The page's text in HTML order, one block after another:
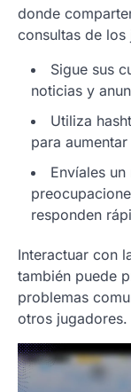
donde
consultas de los
Sigue sus
noticias y
Utiliza
para
Envíales
responden
Interactuar con
también puede
problemas
otros jugadores.